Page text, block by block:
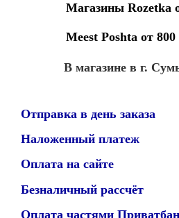
Магазины Rozetka
Meest Poshta от 800
В магазине в г.
Отправка в день заказа
Наложенный платеж
Оплата на сайте
Безналичный рассчёт
Оплата частями